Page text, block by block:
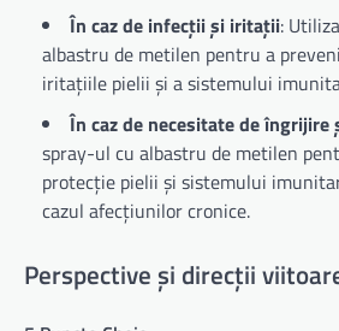
În caz de infecții și iritații:
albastru de metilen pentru a
iritațiile pielii și a sistemului
În caz de necesitate de îngrijire
spray-ul cu albastru de metilen
protecție pielii și sistemului
cazul afecțiunilor cronice.
Perspective și direcții